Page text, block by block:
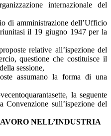
internazionale del
di amministrazione dell’Ufficio
il 19 giugno 1947 per la
relative all’ispezione del
questione che costituisce il
sessione,
assumano la forma di una
la seguente
Convenzione sull’ispezione del
NELL’INDUSTRIA